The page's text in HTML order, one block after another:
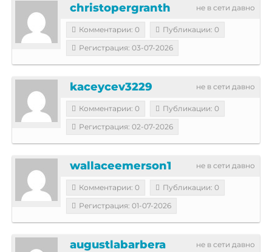
не в сети давно
christopergranth
Комментарии: 0
Публикации: 0
Регистрация: 03-07-2026
не в сети давно
kaceycev3229
Комментарии: 0
Публикации: 0
Регистрация: 02-07-2026
не в сети давно
wallaceemerson1
Комментарии: 0
Публикации: 0
Регистрация: 01-07-2026
не в сети давно
augustlabarbera